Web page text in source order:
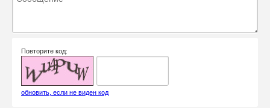
Повторите код:
обновить, если не виден код